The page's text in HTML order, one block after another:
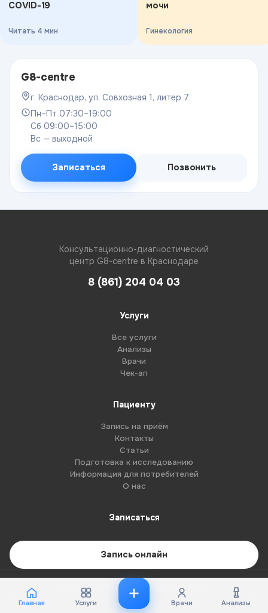
COVID-19
Читать 4 мин
мочи
Гинекология
G8-centre
г. Краснодар, ул. Совхозная 1, литер 7
Пн–Пт 07:30–19:00
Сб 09:00–15:00
Вс — выходной
Записаться Позвонить
Консультационно-диагностический
центр G8-centre в Краснодаре
8 (861) 204 04 03
Услуги
Все услуги
Анализы
Врачи
Чек-ап
Пациенту
Запись на приём
Контакты
Статьи
Подготовка к исследованию
Информация для потребителей
О нас
Записаться
Запись онлайн
© 2026 G8-centre. Все права защищены.
Имеются противопоказания. Необходима консультация специалиста.
Главная Услуги Врачи Анализы